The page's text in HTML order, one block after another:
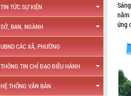
TIN TỨC SỰ KIỆN
SỞ, BAN, NGÀNH
UBND CÁC XÃ, PHƯỜNG
THÔNG TIN CHỈ ĐẠO ĐIỀU HÀNH
HỆ THỐNG VĂN BẢN
ứng